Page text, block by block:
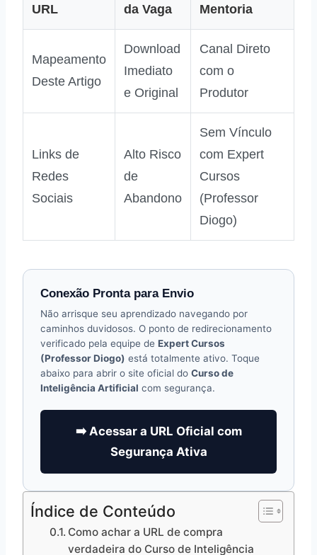
URL
da Vaga
Mentoria
Mapeamento
Deste Artigo
Download
Imediato
e Original
Canal Direto
com o
Produtor
Links de
Redes
Sociais
Alto Risco
de
Abandono
Sem Vínculo
com Expert
Cursos
(Professor
Diogo)
Conexão Pronta para Envio
Não arrisque seu aprendizado navegando por
caminhos duvidosos. O ponto de redirecionamento
verificado pela equipe de Expert Cursos
(Professor Diogo) está totalmente ativo. Toque
abaixo para abrir o site oficial do Curso de
Inteligência Artificial com segurança.
➡️ Acessar a URL Oficial com
Segurança Ativa
Índice de Conteúdo
Como achar a URL de compra
verdadeira do Curso de Inteligência